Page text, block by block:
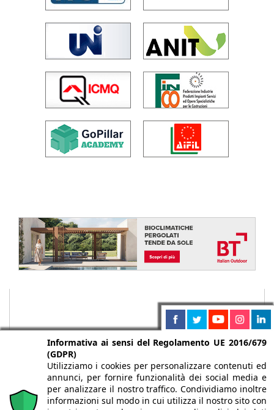
Informativa ai sensi del Regolamento UE 2016/679
(GDPR)
Utilizziamo i cookies per personalizzare contenuti ed
annunci, per fornire funzionalità dei social media e
per analizzare il nostro traffico. Condividiamo inoltre
informazioni sul modo in cui utilizza il nostro sito con